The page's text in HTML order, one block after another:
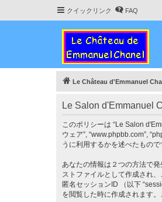
クイックリンク FAQ
Le Château d'Emmanuel
Le Salon d'Emmanuel
このポリシーは “Le Salon
ウェア”, “www.phpbb.com”,
うに利用するかを述べたもので
あなたの情報は２つの方法で
ストファイルとして作成され
匿名セッションID （以下
を閲覧した時に作成されます